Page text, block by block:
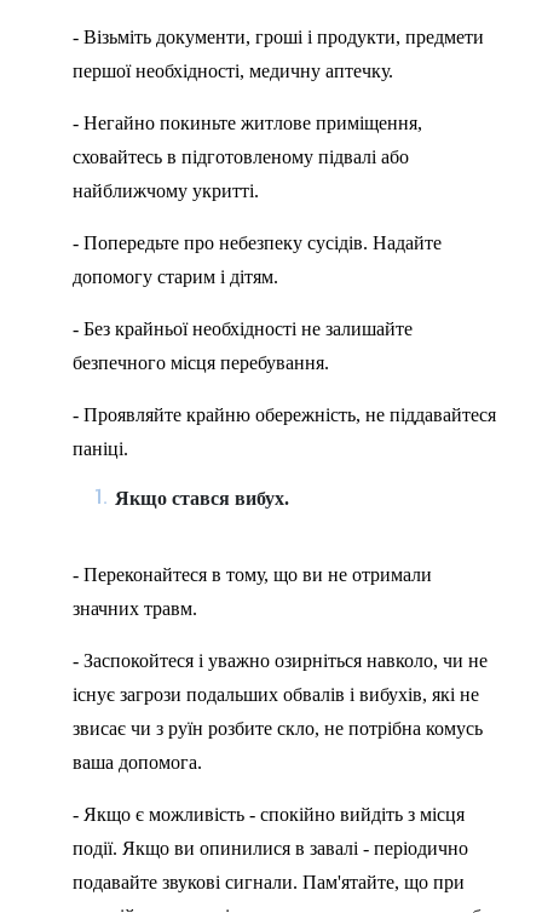
- Візьміть документи, гроші і продукти, предмети
першої необхідності, медичну аптечку.
- Негайно покиньте житлове приміщення,
сховайтесь в підготовленому підвалі або
найближчому укритті.
- Попередьте про небезпеку сусідів. Надайте
допомогу старим і дітям.
- Без крайньої необхідності не залишайте
безпечного місця перебування.
- Проявляйте крайню обережність, не піддавайтеся
паніці.
Якщо стався вибух.
- Переконайтеся в тому, що ви не отримали
значних травм.
- Заспокойтеся і уважно озирніться навколо, чи не
існує загрози подальших обвалів і вибухів, які не
звисає чи з руїн розбите скло, не потрібна комусь
ваша допомога.
- Якщо є можливість - спокійно вийдіть з місця
події. Якщо ви опинилися в завалі - періодично
подавайте звукові сигнали. Пам'ятайте, що при